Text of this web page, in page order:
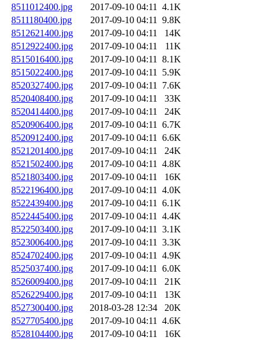
8511012400.jpg
2017-09-10 04:11 4.1K
8511180400.jpg
2017-09-10 04:11 9.8K
8512621400.jpg
2017-09-10 04:11
14K
8512922400.jpg
2017-09-10 04:11
11K
8515016400.jpg
2017-09-10 04:11 8.1K
8515022400.jpg
2017-09-10 04:11 5.9K
8520327400.jpg
2017-09-10 04:11 7.6K
8520408400.jpg
2017-09-10 04:11
33K
8520414400.jpg
2017-09-10 04:11
24K
8520906400.jpg
2017-09-10 04:11 6.7K
8520912400.jpg
2017-09-10 04:11 6.6K
8521201400.jpg
2017-09-10 04:11
24K
8521502400.jpg
2017-09-10 04:11 4.8K
8521803400.jpg
2017-09-10 04:11
16K
8522196400.jpg
2017-09-10 04:11 4.0K
8522439400.jpg
2017-09-10 04:11 6.1K
8522445400.jpg
2017-09-10 04:11 4.4K
8522503400.jpg
2017-09-10 04:11 3.1K
8523006400.jpg
2017-09-10 04:11 3.3K
8524702400.jpg
2017-09-10 04:11 4.9K
8525037400.jpg
2017-09-10 04:11 6.0K
8526009400.jpg
2017-09-10 04:11
21K
8526229400.jpg
2017-09-10 04:11
13K
8527300400.jpg
2018-03-28 12:34
20K
8527705400.jpg
2017-09-10 04:11 4.6K
8528104400.jpg
2017-09-10 04:11
16K